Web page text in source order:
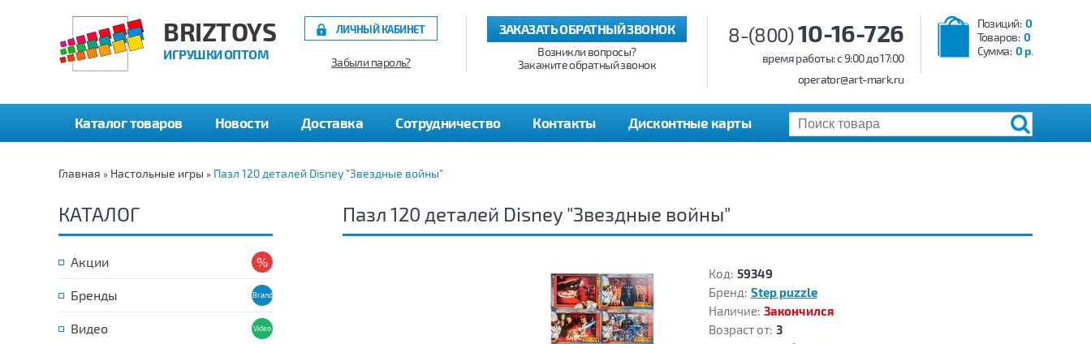
BRIZTOYS
ИГРУШКИ ОПТОМ
Позиций: 0
Товаров: 0
Сумма: 0 р.
8-(800)10-16-726
время работы: c 9:00 до 17:00
operator@art-mark.ru
ЗАКАЗАТЬ ОБРАТНЫЙ ЗВОНОК
Возникли вопросы?
Закажите обратный звонок
ЛИЧНЫЙ КАБИНЕТ
Забыли пароль?
Каталог товаров Новости Доставка Сотрудничество Контакты Дисконтные карты
Главная » Настольные игры » Пазл 120 деталей Disney "Звездные войны"
КАТАЛОГ
Акции
Бренды
Видео
Пазл 120 деталей Disney "Звездные войны"
Код: 59349
Бренд: Step puzzle
Наличие: Закончился
Возраст от: 3